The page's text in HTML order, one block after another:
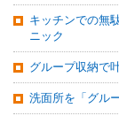
キッチンでの無
ニック
グループ収納で
洗面所を「グル